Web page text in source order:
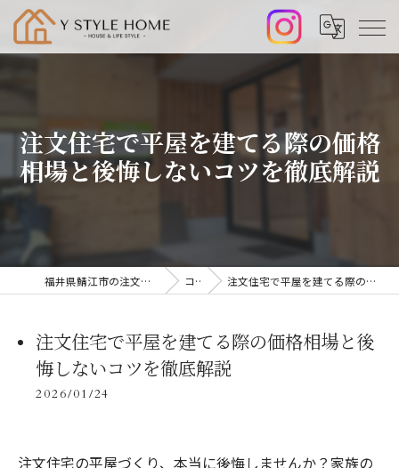
注文住宅で平屋を建てる際の価格
相場と後悔しないコツを徹底解説
福井県鯖江市の注文住宅なら株式会社山﨑工務店 コラム 注文住宅で平屋を建てる際の価格相場と後悔しないコツを徹底解説
注文住宅で平屋を建てる際の価格相場と後
悔しないコツを徹底解説
2026/01/24
注文住宅の平屋づくり、本当に後悔しませんか？家族の